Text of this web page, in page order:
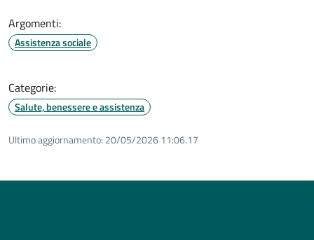
Argomenti:
Assistenza sociale
Categorie:
Salute, benessere e assistenza
Ultimo aggiornamento: 20/05/2026 11:06.17